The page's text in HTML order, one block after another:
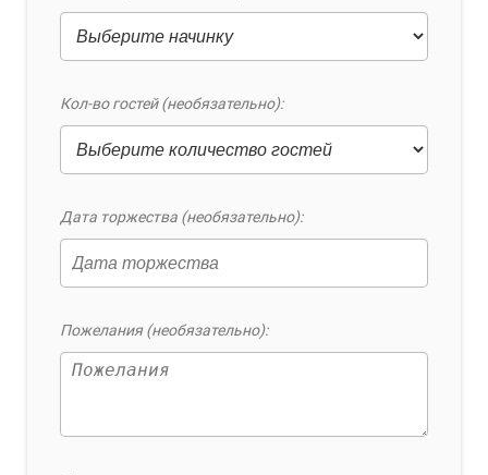
Кол-во гостей (необязательно):
Дата торжества (необязательно):
Пожелания (необязательно):